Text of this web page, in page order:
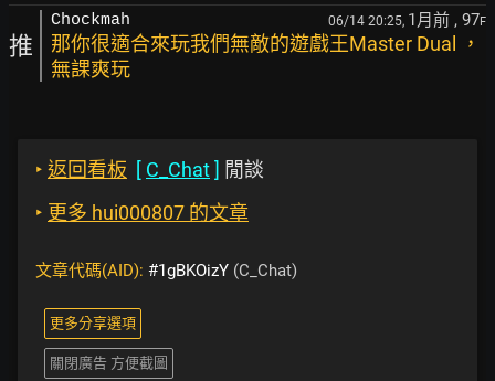
推
Chockmah 06/14 20:25, 1月前 , 97F
那你很適合來玩我們無敵的遊戲王Master Dual ，
無課爽玩
‣ 返回看板 [ C_Chat] 閒談
‣ 更多 hui000807 的文章
文章代碼(AID): #1gBKOizY (C_Chat)
更多分享選項
關閉廣告 方便截圖